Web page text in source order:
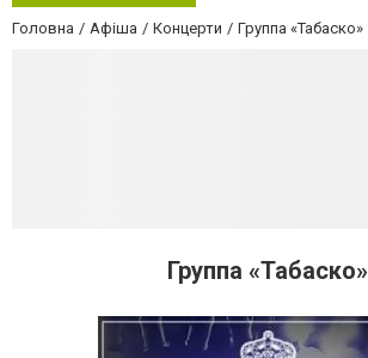
Головна Афіша Концерти Группа «Табаско»
Группа «Табаско»